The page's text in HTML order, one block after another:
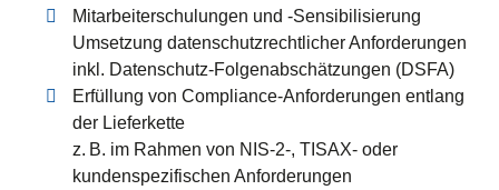
Mitarbeiterschulungen und -Sensibilisierung
Umsetzung datenschutzrechtlicher Anforderungen
inkl. Datenschutz-Folgenabschätzungen (DSFA)
Erfüllung von Compliance-Anforderungen entlang
der Lieferkette
z. B. im Rahmen von NIS-2-, TISAX- oder
kundenspezifischen Anforderungen